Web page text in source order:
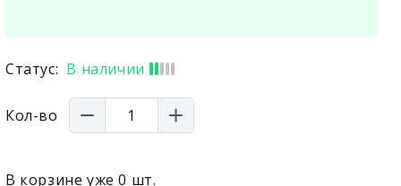
Статус: В наличии
Кол-во
В корзине уже0 шт.